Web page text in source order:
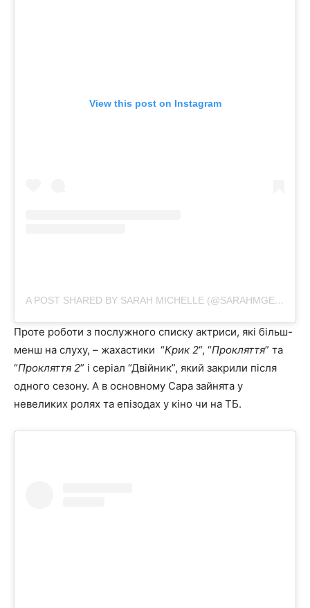
View this post on Instagram
A POST SHARED BY SARAH MICHELLE (@SARAHMGELLAR)
Проте роботи з послужного списку актриси, які більш-
менш на слуху, – жахастики “Крик 2“, “Прокляття” та
“Прокляття 2” і серіал “Двійник”, який закрили після
одного сезону. А в основному Сара зайнята у
невеликих ролях та епізодах у кіно чи на ТБ.